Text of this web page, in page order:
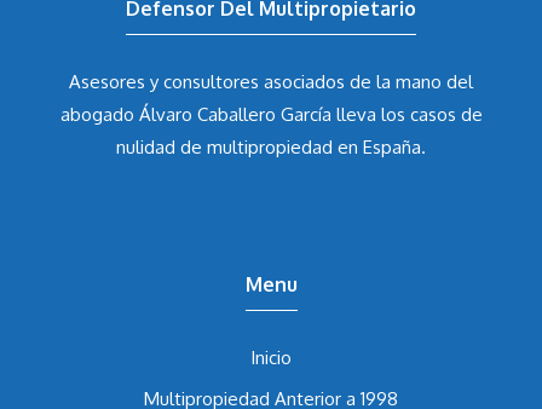
Asesores y consultores asociados de la mano del
abogado Álvaro Caballero Garcíalleva los casos de
Inicio